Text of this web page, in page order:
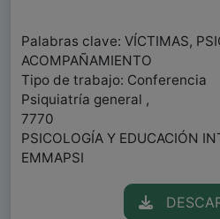
Palabras clave: VÍCTIMAS,
ACOMPAÑAMIENTO
Tipo de trabajo: Conferencia
Psiquiatría general ,
7770
PSICOLOGÍA Y EDUCACIÓN
EMMAPSI